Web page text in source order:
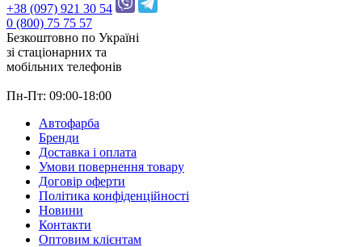
+38 (097) 921 30 54
0 (800) 75 75 57
Безкоштовно по Україні
зі стацiонарних та
мобільних телефонів
Пн-Пт: 09:00-18:00
Автофарба
Бренди
Доставка і оплата
Умови повернення товару
Договір оферти
Політика конфіденційності
Новини
Контакти
Оптовим клієнтам